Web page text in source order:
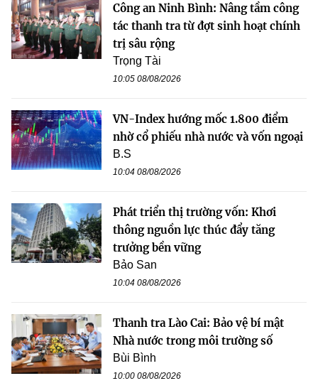
Công an Ninh Bình: Nâng tầm công
tác thanh tra từ đợt sinh hoạt chính
trị sâu rộng
Trọng Tài
10:05 08/08/2026
VN-Index hướng mốc 1.800 điểm
nhờ cổ phiếu nhà nước và vốn ngoại
B.S
10:04 08/08/2026
Phát triển thị trường vốn: Khơi
thông nguồn lực thúc đẩy tăng
trưởng bền vững
Bảo San
10:04 08/08/2026
Thanh tra Lào Cai: Bảo vệ bí mật
Nhà nước trong môi trường số
Bùi Bình
10:00 08/08/2026